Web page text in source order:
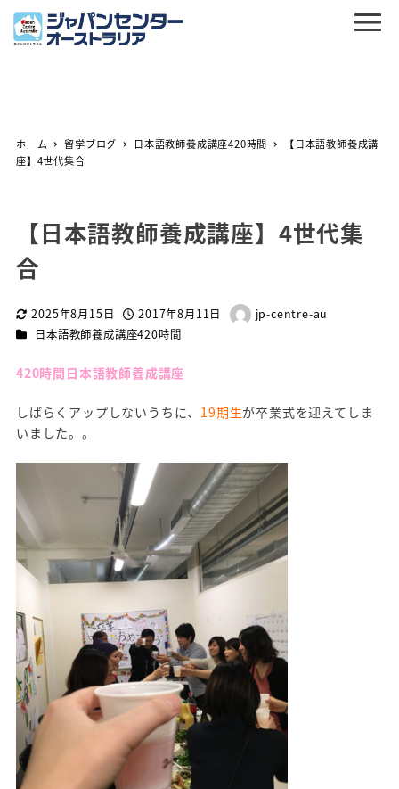
ホーム 留学ブログ 日本語教師養成講座420時間
【日本語教師養成講
座】4世代集合
【日本語教師養成講座】4世代集
合
更新日2025年8月15日 投稿日2017年8月11日
著
jp-centre-au
カテゴリー
日本語教師養成講座420時間
420時間日本語教師養成講座
しばらくアップしないうちに、 19期生が卒業式を迎えてしま
いました。。